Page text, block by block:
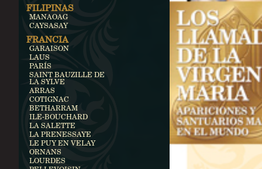
FILIPINAS
MANAOAG
CAYSASAY
FRANCIA
GARAISON
LAUS
PARÍS
SAINT BAUZILLE DE
LA SYLVE
ARRAS
COTIGNAC
BETHARRAM
ILE-BOUCHARD
LA SALETTE
LA PRENESSAYE
LE PUY EN VELAY
ORNANS
LOURDES